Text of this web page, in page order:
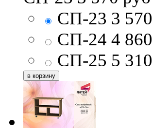
СП-23 3 570
СП-24 4 860
СП-25 5 310